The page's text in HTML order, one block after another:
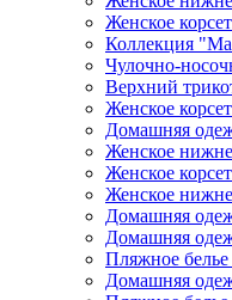
Женское
Коллекция
Чулочно-
Верхний
Женское
Домашняя
Женское
Женское
Женское
Домашняя
Домашняя
Пляжное
Домашняя